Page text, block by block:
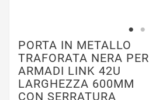
PORTA IN METALLO
TRAFORATA NERA PER
ARMADI LINK 42U
LARGHEZZA 600MM
CON SERRATURA